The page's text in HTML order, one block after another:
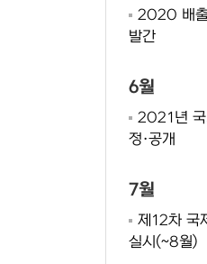
2020 배출
발간
6월
2021년 국
정·공개
7월
제12차 국
실시(~8월)